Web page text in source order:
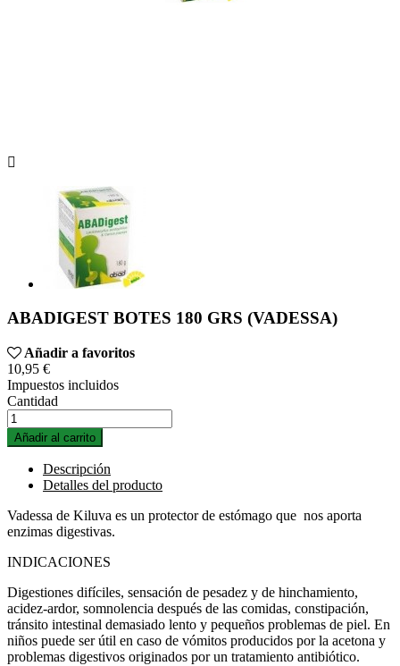

ABADIGEST BOTES 180 GRS (VADESSA)
Añadir a favoritos
10,95 €
Impuestos incluidos
Cantidad
Añadir al carrito
Descripción
Detalles del producto
Vadessa de Kiluva es un protector de estómago que nos aporta
enzimas digestivas.
INDICACIONES
Digestiones difíciles, sensación de pesadez y de hinchamiento,
acidez-ardor, somnolencia después de las comidas, constipación,
tránsito intestinal demasiado lento y pequeños problemas de piel. En
niños puede ser útil en caso de vómitos producidos por la acetona y
problemas digestivos originados por un tratamiento antibiótico.